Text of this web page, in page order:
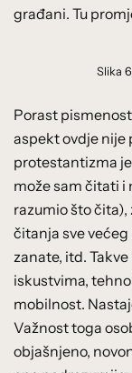
građani. Tu
Slika
Porast
aspekt ovdje nije
protestantizma
može sam čitati i
razumio što
čitanja sve
zanate, itd.
iskustvima,
mobilnost.
Važnost toga
objašnjeno,